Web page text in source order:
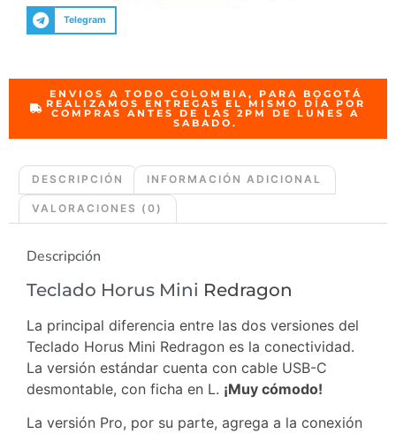
Telegram
ENVIOS A TODO COLOMBIA, PARA BOGOTÁ
REALIZAMOS ENTREGAS EL MISMO DÍA POR
COMPRAS ANTES DE LAS 2PM DE LUNES A
SABADO.
DESCRIPCIÓN INFORMACIÓN ADICIONAL
VALORACIONES (0)
Descripción
Teclado Horus Mini Redragon
La principal diferencia entre las dos versiones del
Teclado Horus Mini Redragon es la conectividad.
La versión estándar cuenta con cable USB-C
desmontable, con ficha en L. ¡Muy cómodo!
La versión Pro, por su parte, agrega a la conexión